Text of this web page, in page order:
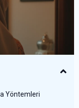
Yöntemleri